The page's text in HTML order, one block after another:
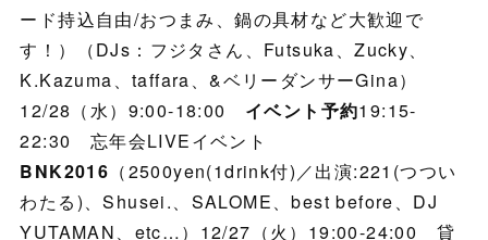
ード持込自由/おつまみ、鍋の具材など大歓迎で
す！）（DJs：フジタさん、Futsuka、Zucky、
K.Kazuma、taffara、&ベリーダンサーGina）
12/28（水）9:00-18:00 イベント予約19:15-
22:30 忘年会LIVEイベント
BNK2016 （2500yen(1drink付)／出演:221(つつい
わたる)、Shusei.、SALOME、best before、DJ
YUTAMAN、etc…）12/27（火）19:00-24:00 貸